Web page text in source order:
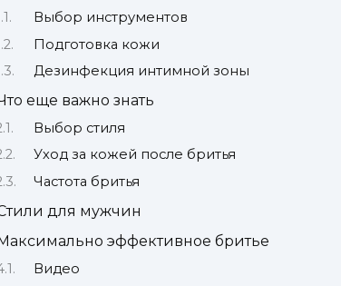
Выбор инструментов
Подготовка кожи
Дезинфекция интимной зоны
еще важно знать
Выбор стиля
Уход за кожей после бритья
Частота бритья
для мужчин
Максимально эффективное бритье
Видео